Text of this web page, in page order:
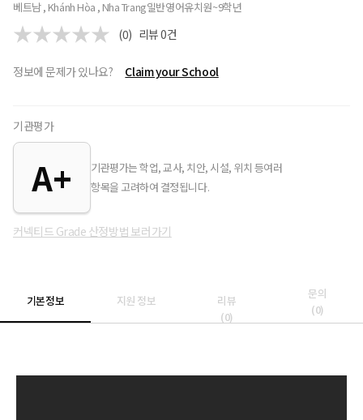
베트남 , Khánh Hòa , Nha Trang일반영어유치원~9학년
(0) 리뷰0건
정보에 문제가 있나요? Claim your School
기관평가
A+
기관평가는 학업, 교사, 치안, 시설, 위치 등여러
항목을 고려하여 결정됩니다.
커넥티드 Grade 산정방법 보러가기
기본정보 지원 정보
리뷰
(0)
문의
(0)